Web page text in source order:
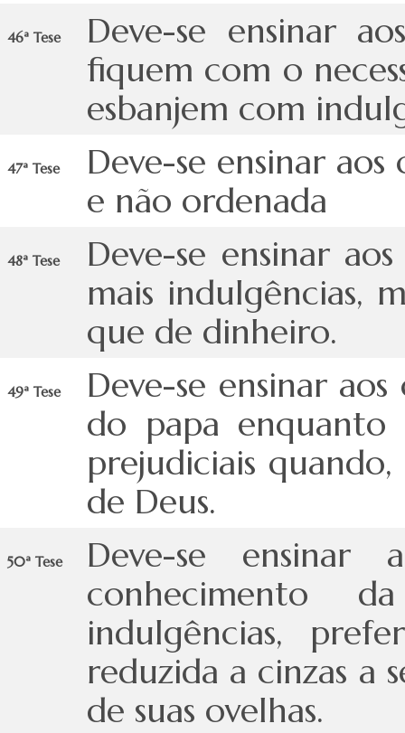
46ª Tese
Deve-se ensinar
fiquem com o
esbanjem com
47ª Tese
Deve-se ensinar
e não ordenada
48ª Tese
Deve-se ensinar
mais indulgências,
que de dinheiro.
49ª Tese
Deve-se ensinar
do papa
prejudiciais
de Deus.
50ª Tese
Deve-se
conhecimento
indulgências,
reduzida a cinzas a
de suas ovelhas.